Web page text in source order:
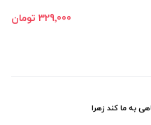
329٬000 تومان
به ما کند زهرا